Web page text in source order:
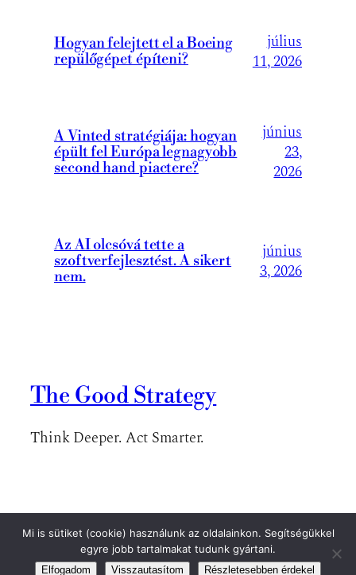
Hogyan felejtett el a Boeing
repülőgépet építeni?
július
11, 2026
A Vinted stratégiája: hogyan
épült fel Európa legnagyobb
second hand piactere?
június
23,
2026
Az AI olcsóvá tette a
szoftverfejlesztést. A sikert
nem.
június
3, 2026
The Good Strategy
Think Deeper. Act Smarter.
A blog tartalmait csak a szerző engedélyével lehet átvenni.
Mi is sütiket (cookie) használunk az oldalainkon. Segítségükkel
egyre jobb tartalmakat tudunk gyártani.
Elfogadom Visszautasítom Részletesebben érdekel